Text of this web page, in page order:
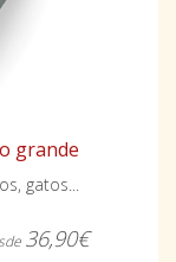
grande
gatos...
36,90€